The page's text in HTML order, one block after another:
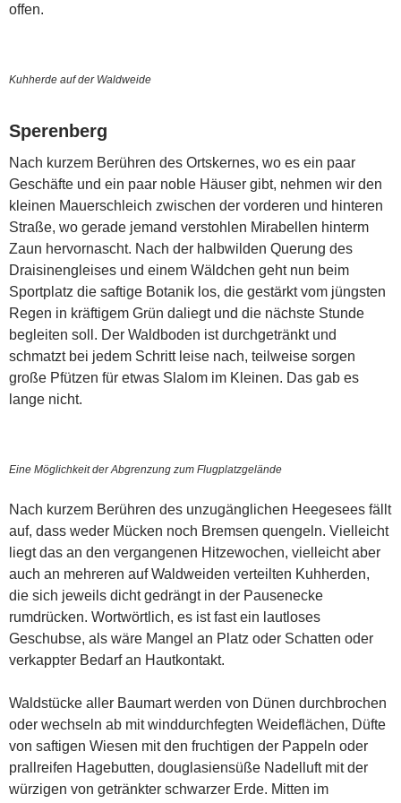
offen.
Kuhherde auf der Waldweide
Sperenberg
Nach kurzem Berühren des Ortskernes, wo es ein paar
Geschäfte und ein paar noble Häuser gibt, nehmen wir den
kleinen Mauerschleich zwischen der vorderen und hinteren
Straße, wo gerade jemand verstohlen Mirabellen hinterm
Zaun hervornascht. Nach der halbwilden Querung des
Draisinengleises und einem Wäldchen geht nun beim
Sportplatz die saftige Botanik los, die gestärkt vom jüngsten
Regen in kräftigem Grün daliegt und die nächste Stunde
begleiten soll. Der Waldboden ist durchgetränkt und
schmatzt bei jedem Schritt leise nach, teilweise sorgen
große Pfützen für etwas Slalom im Kleinen. Das gab es
lange nicht.
Eine Möglichkeit der Abgrenzung zum Flugplatzgelände
Nach kurzem Berühren des unzugänglichen Heegesees fällt
auf, dass weder Mücken noch Bremsen quengeln. Vielleicht
liegt das an den vergangenen Hitzewochen, vielleicht aber
auch an mehreren auf Waldweiden verteilten Kuhherden,
die sich jeweils dicht gedrängt in der Pausenecke
rumdrücken. Wortwörtlich, es ist fast ein lautloses
Geschubse, als wäre Mangel an Platz oder Schatten oder
verkappter Bedarf an Hautkontakt.
Waldstücke aller Baumart werden von Dünen durchbrochen
oder wechseln ab mit winddurchfegten Weideflächen, Düfte
von saftigen Wiesen mit den fruchtigen der Pappeln oder
prallreifen Hagebutten, douglasiensüße Nadelluft mit der
würzigen von getränkter schwarzer Erde. Mitten im